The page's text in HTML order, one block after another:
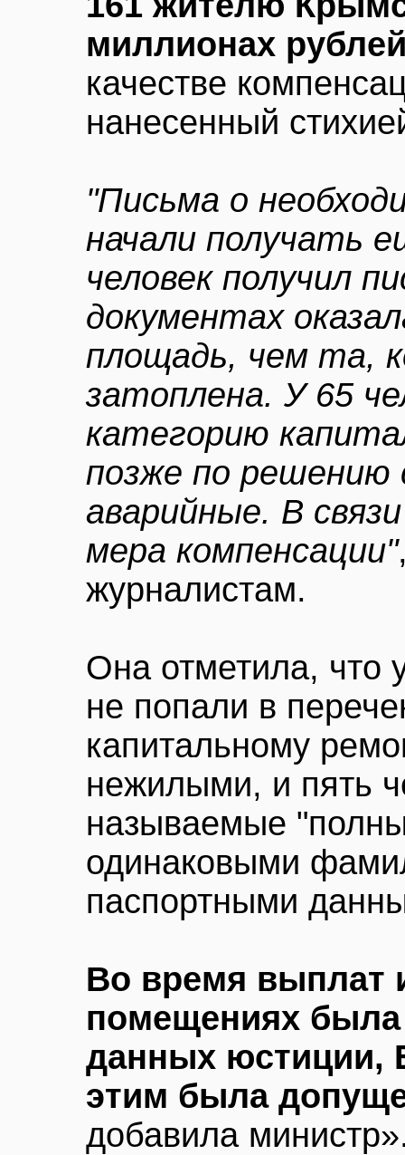
миллионах
качестве
нанесенный
"Письма о
начали получать
человек получил
документах
площадь, чем та,
затоплена. У 65
категорию
позже по решению
аварийные. В
мера компенсации"
журналистам.
Она отметила, что
не попали в
капитальному
нежилыми, и пять
называемые
одинаковыми
паспортными
Во время выплат
помещениях
данных юстиции,
этим была
добавила